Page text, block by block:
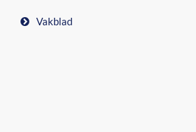
Vakblad